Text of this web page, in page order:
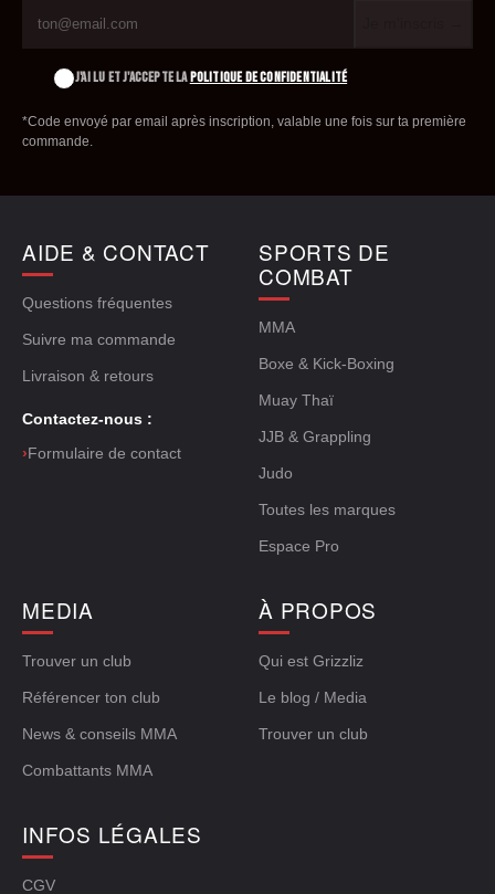
J'AI LU ET J'ACCEPTE LAPOLITIQUE DE CONFIDENTIALITÉ
*Code envoyé par email après inscription, valable une fois sur ta première
commande.
AIDE & CONTACT
Questions fréquentes
Suivre ma commande
Livraison & retours
Contactez-nous :
›Formulaire de contact
SPORTS DE
COMBAT
MMA
Boxe & Kick-Boxing
Muay Thaï
JJB & Grappling
Judo
Toutes les marques
Espace Pro
MEDIA
Trouver un club
Référencer ton club
News & conseils MMA
Combattants MMA
À PROPOS
Qui est Grizzliz
Le blog / Media
Trouver un club
INFOS LÉGALES
CGV